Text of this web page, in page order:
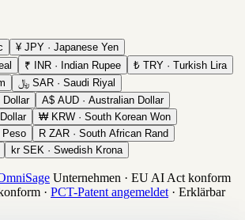
¥ JPY · Japanese Yen
₹ INR · Indian Rupee ₺ TRY · Turkish Lira
﷼ SAR · Saudi Riyal
Dollar A$ AUD · Australian Dollar
₩ KRW · South Korean Won
Peso R ZAR · South African Rand
kr SEK · Swedish Krona
Unternehmen · EU AI Act konform
· PCT-Patent angemeldet · Erklärbar